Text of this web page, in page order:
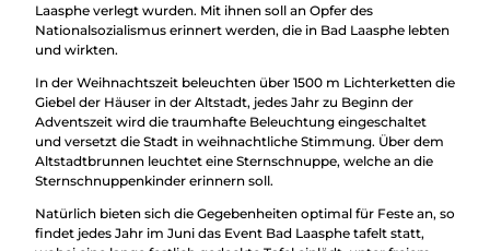
Laasphe verlegt wurden. Mit ihnen soll an Opfer des
Nationalsozialismus erinnert werden, die in Bad Laasphe lebten
und wirkten.
In der Weihnachtszeit beleuchten über 1500 m Lichterketten die
Giebel der Häuser in der Altstadt, jedes Jahr zu Beginn der
Adventszeit wird die traumhafte Beleuchtung eingeschaltet
und versetzt die Stadt in weihnachtliche Stimmung. Über dem
Altstadtbrunnen leuchtet eine Sternschnuppe, welche an die
Sternschnuppenkinder erinnern soll.
Natürlich bieten sich die Gegebenheiten optimal für Feste an, so
findet jedes Jahr im Juni das Event Bad Laasphe tafelt statt,